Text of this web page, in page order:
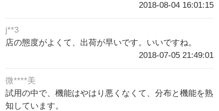
2018-08-04 16:01:15
j**3
店の態度がよくて、出荷が早いです。いいですね。
2018-07-05 21:49:01
微****美
試用の中で、機能はやはり悪くなくて、分布と機能を熟
知しています。